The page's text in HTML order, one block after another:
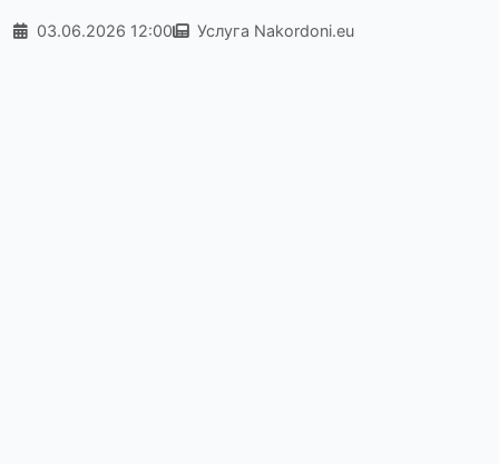
03.06.2026 12:00 Услуга Nakordoni.eu